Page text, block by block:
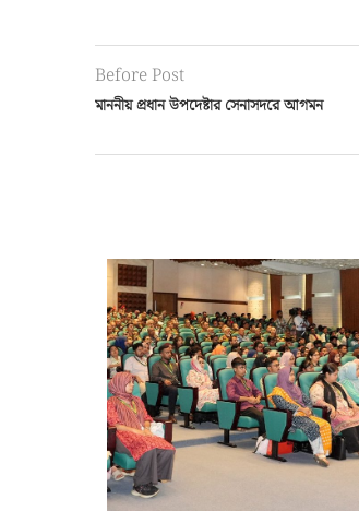
Before Post
মাননীয় প্রধান উপদেষ্টার সেনাসদরে আগমন